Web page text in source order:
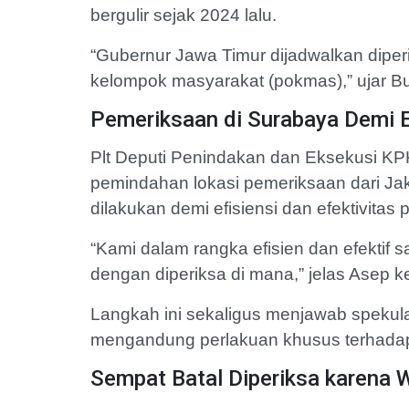
bergulir sejak 2024 lalu.
“Gubernur Jawa Timur dijadwalkan
kelompok masyarakat (pokmas),” ujar
Pemeriksaan di Surabaya Demi
Plt Deputi Penindakan dan Eksekusi
pemindahan lokasi pemeriksaan dari
dilakukan demi efisiensi dan efektivitas
“Kami dalam rangka efisien dan efektif
dengan diperiksa di mana,” jelas Asep
Langkah ini sekaligus menjawab
mengandung perlakuan khusus
Sempat Batal Diperiksa karena